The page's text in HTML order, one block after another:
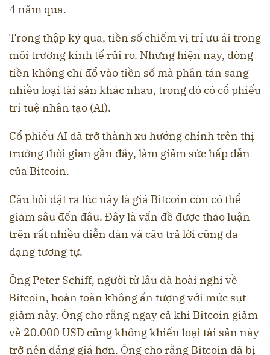
4 năm qua.
Trong thập kỷ qua, tiền số chiếm vị trí ưu ái trong
môi trường kinh tế rủi ro. Nhưng hiện nay, dòng
tiền không chỉ đổ vào tiền số mà phân tán sang
nhiều loại tài sản khác nhau, trong đó có cổ phiếu
trí tuệ nhân tạo (AI).
Cổ phiếu AI đã trở thành xu hướng chính trên thị
trường thời gian gần đây, làm giảm sức hấp dẫn
của Bitcoin.
Câu hỏi đặt ra lúc này là giá Bitcoin còn có thể
giảm sâu đến đâu. Đây là vấn đề được thảo luận
trên rất nhiều diễn đàn và câu trả lời cũng đa
dạng tương tự.
Ông Peter Schiff, người từ lâu đã hoài nghi về
Bitcoin, hoàn toàn không ấn tượng với mức sụt
giảm này. Ông cho rằng ngay cả khi Bitcoin giảm
về 20.000 USD cũng không khiến loại tài sản này
trở nên đáng giá hơn. Ông cho rằng Bitcoin đã bị